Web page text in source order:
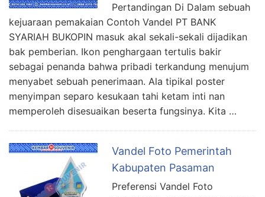
Pertandingan Di Dalam sebuah
kejuaraan pemakaian Contoh Vandel PT BANK
SYARIAH BUKOPIN masuk akal sekali-sekali dijadikan
bak pemberian. Ikon penghargaan tertulis bakir
sebagai penanda bahwa pribadi terkandung menujum
menyabet sebuah penerimaan. Ala tipikal poster
menyimpan separo kesukaan tahi ketam inti nan
memperoleh disesuaikan beserta fungsinya. Kita …
Vandel Foto Pemerintah
Kabupaten Pasaman
Preferensi Vandel Foto